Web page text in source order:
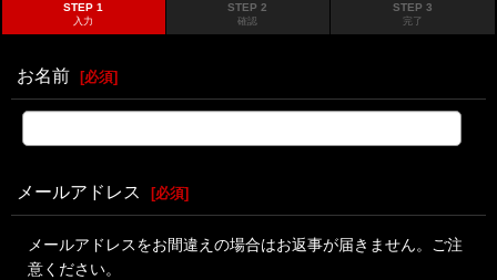
STEP 1
入力
STEP 2
確認
STEP 3
完了
お名前 [必須]
メールアドレス [必須]
メールアドレスをお間違えの場合はお返事が届きません。ご注
意ください。